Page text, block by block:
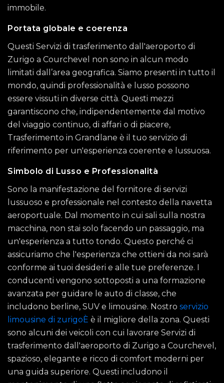
immobile.
Portata globale e coerenza
Questi Servizi di trasferimento dall'aeroporto di
Zurigo a Courchevel non sono in alcun modo
limitati dall’area geografica. Siamo presenti in tutto il
mondo, quindi professionalità e lusso possono
essere vissuti in diverse città. Questi mezzi
garantiscono che, indipendentemente dal motivo
del viaggio continuo, di affari o di piacere,
Trasferimento in Grandlane è il tuo servizio di
riferimento per un'esperienza coerente e lussuosa.
Simbolo di Lusso e Professionalità
Sono la manifestazione del fornitore di servizi
lussuoso e professionale nel contesto della navetta
aeroportuale. Dal momento in cui sali sulla nostra
macchina, non stai solo facendo un passaggio, ma
un'esperienza a tutto tondo. Questo perché ci
assicuriamo che l'esperienza che ottieni da noi sarà
conforme ai tuoi desideri e alle tue preferenze. I
conducenti vengono sottoposti a una formazione
avanzata per guidare le auto di classe, che
includono berline, SUV e limousine. Nostro servizio
limousine di zurigoÈ è il migliore della zona. Questi
sono alcuni dei veicoli con cui lavorare Servizi di
trasferimento dall'aeroporto di Zurigo a Courchevel,
spazioso, elegante e ricco di comfort moderni per
una guida superiore. Questi includono il